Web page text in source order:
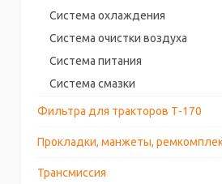
Система охлаждения
Система очистки воздуха
Система питания
Система смазки
Фильтра для тракторов Т-170
Прокладки, манжеты,
Трансмиссия